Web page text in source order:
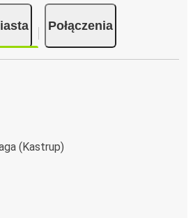
Połączenia
(Kastrup)